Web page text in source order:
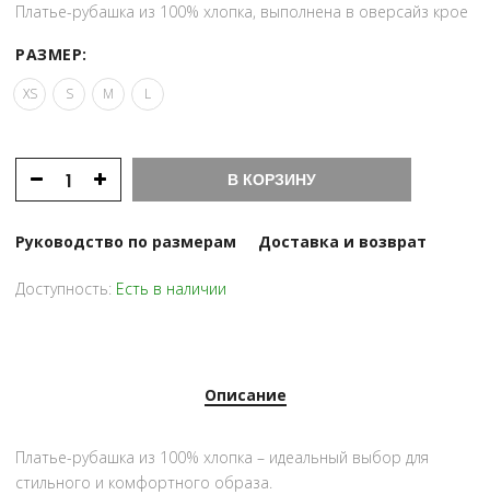
Платье-рубашка из 100% хлопка, выполнена в оверсайз крое
РАЗМЕР:
XS S M L
В КОРЗИНУ
Руководство по размерам Доставка и возврат
Доступность: Есть в наличии
Описание
Платье-рубашка из 100% хлопка – идеальный выбор для
стильного и комфортного образа.